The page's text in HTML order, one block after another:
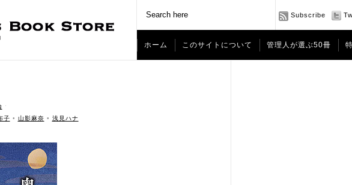
Subscribe
ホーム このサイトについて 管理人が選ぶ50冊
ˑ
子 • 山影麻奈 • 浅見ハナ